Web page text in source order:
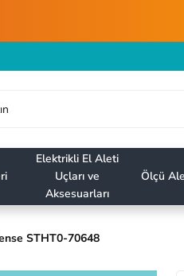
Elektrikli El Aleti
Uçları ve
Aksesuarları
Ölçü
STHT0-70648